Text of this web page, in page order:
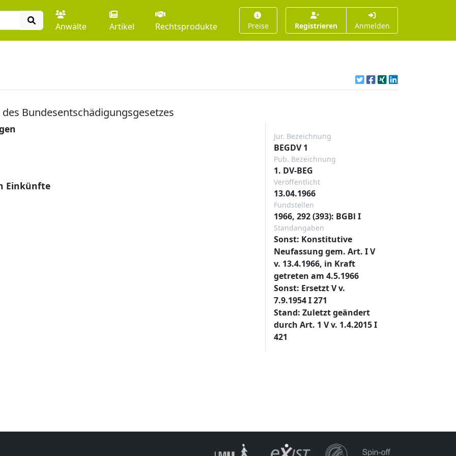
Anwälte Artikel Rechtsprodukte Preise Registrieren Anmelden
Bundesentschädigungsgesetzes
Einkünfte
Jur. Bezeichnung
BEGDV 1
Pub. Bezeichnung
1. DV-BEG
Veröffentlicht
13.04.1966
Fundstellen
1966, 292 (393): BGBl I
Standangaben
Sonst: Konstitutive
Neufassung gem. Art. I V
v. 13.4.1966, in Kraft
getreten am 4.5.1966
Sonst: Ersetzt V v.
7.9.1954 I 271
Stand: Zuletzt geändert
durch Art. 1 V v. 1.4.2015 I
421